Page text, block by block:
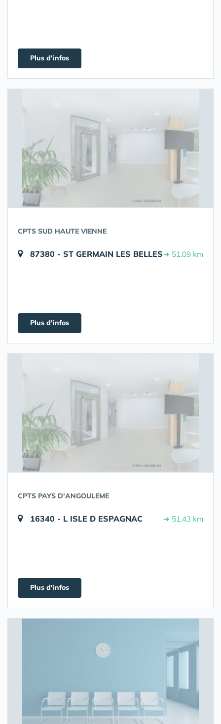
Plus d'infos
CPTS SUD HAUTE VIENNE
87380 - ST GERMAIN LES BELLES➔ 51.09 km
Plus d'infos
CPTS PAYS D'ANGOULEME
16340 - L ISLE D ESPAGNAC ➔ 51.43 km
Plus d'infos